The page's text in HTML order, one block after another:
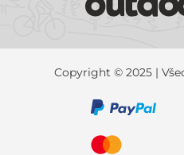
Copyright © 2025 |